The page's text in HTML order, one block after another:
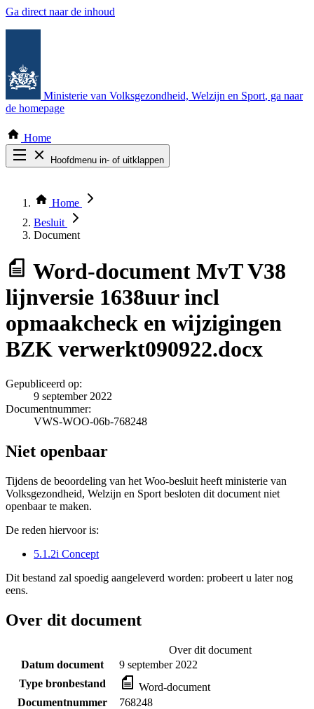
Ga direct naar de inhoud
Ministerie van Volksgezondheid, Welzijn en Sport, ga naar
de homepage
Home
Hoofdmenu in- of uitklappen
Thema COVID-19
Bekijk per bestuursorgaan
Home
Besluit
Document
Word-document MvT V38
lijnversie 1638uur incl
opmaakcheck en wijzigingen
BZK verwerkt090922.docx
Gepubliceerd op:
9 september 2022
Documentnummer:
VWS-WOO-06b-768248
Niet openbaar
Tijdens de beoordeling van het Woo-besluit heeft ministerie van
Volksgezondheid, Welzijn en Sport besloten dit document niet
openbaar te maken.
De reden hiervoor is:
5.1.2i Concept
Dit bestand zal spoedig aangeleverd worden: probeert u later nog
eens.
Over dit document
Over dit document
Datum document
9 september 2022
Type bronbestand
Word-document
Documentnummer
768248